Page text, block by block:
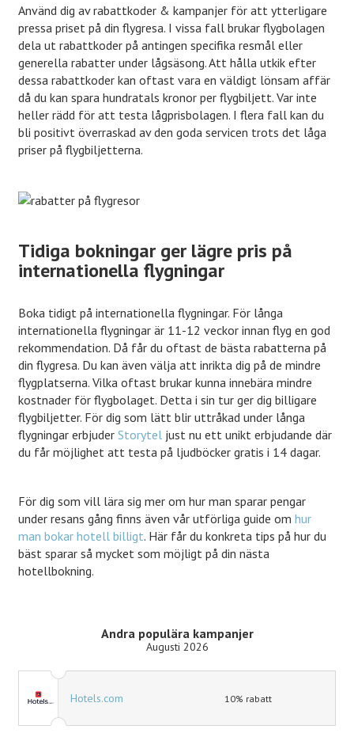
Använd dig av rabattkoder & kampanjer för att ytterligare
pressa priset på din flygresa. I vissa fall brukar flygbolagen
dela ut rabattkoder på antingen specifika resmål eller
generella rabatter under lågsäsong. Att hålla utkik efter
dessa rabattkoder kan oftast vara en väldigt lönsam affär
då du kan spara hundratals kronor per flygbiljett. Var inte
heller rädd för att testa lågprisbolagen. I flera fall kan du
bli positivt överraskad av den goda servicen trots det låga
priser på flygbiljetterna.
Tidiga bokningar ger lägre pris på
internationella flygningar
Boka tidigt på internationella flygningar. För långa
internationella flygningar är 11-12 veckor innan flyg en god
rekommendation. Då får du oftast de bästa rabatterna på
din flygresa. Du kan även välja att inrikta dig på de mindre
flygplatserna. Vilka oftast brukar kunna innebära mindre
kostnader för flygbolaget. Detta i sin tur ger dig billigare
flygbiljetter. För dig som lätt blir uttråkad under långa
flygningar erbjuderStorytel just nu ett unikt erbjudande där
du får möjlighet att testa på ljudböcker gratis i 14 dagar.
För dig som vill lära sig mer om hur man sparar pengar
under resans gång finns även vår utförliga guide omhur
man bokar hotell billigt. Här får du konkreta tips på hur du
bäst sparar så mycket som möjligt på din nästa
hotellbokning.
Andra populära kampanjer
Augusti 2026
Hotels.com 10% rabatt